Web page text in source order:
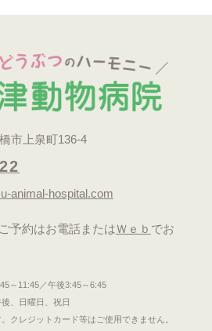
市上泉町136-4
animal-hospital.com
ご予約はお電話またはＷｅｂ でお
～11:45／午後3:45～6:45
、日曜日、祝日
クレジットカード等はご使用できません。